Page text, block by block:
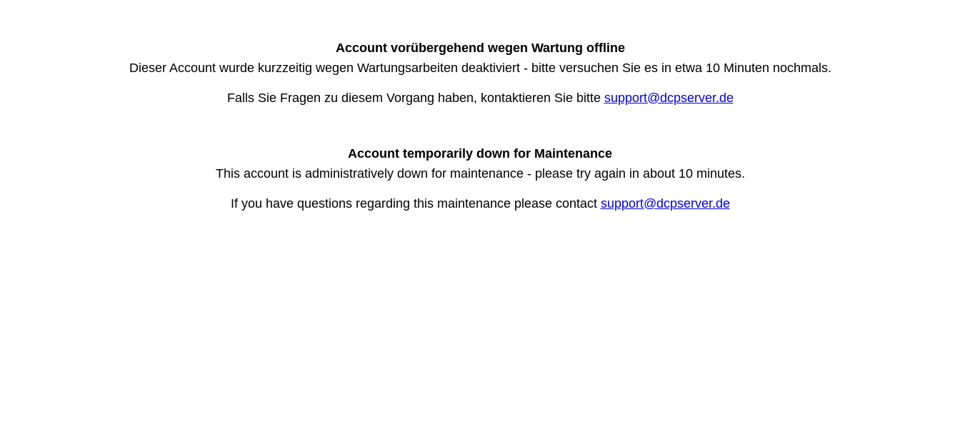
Account vorübergehend wegen Wartung offline
Dieser Account wurde kurzzeitig wegen Wartungsarbeiten deaktiviert - bitte versuchen Sie es in etwa 10 Minuten nochmals.
Falls Sie Fragen zu diesem Vorgang haben, kontaktieren Sie bitte support@dcpserver.de
Account temporarily down for Maintenance
This account is administratively down for maintenance - please try again in about 10 minutes.
If you have questions regarding this maintenance please contact support@dcpserver.de